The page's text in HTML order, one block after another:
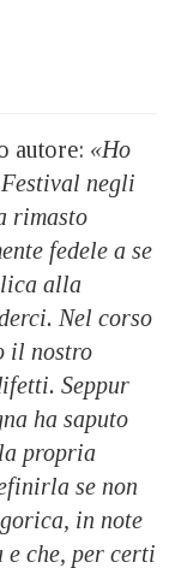
autore: «Ho
negli
rimasto
fedele a se
alla
Nel corso
il nostro
Seppur
ha saputo
propria
se non
in note
e che, per certi